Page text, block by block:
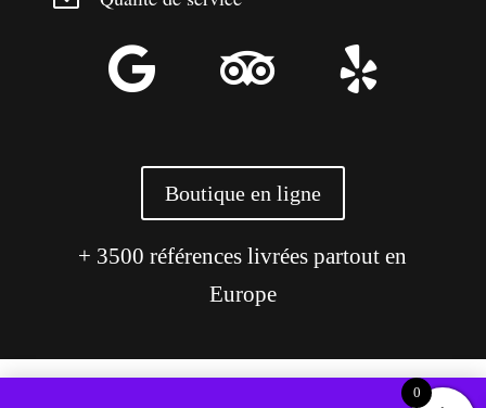
  
Boutique en ligne
+ 3500 références livrées partout en
Europe
0